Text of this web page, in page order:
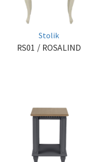
Stolik
RS01 / ROSALIND